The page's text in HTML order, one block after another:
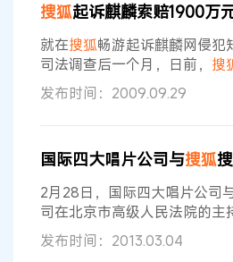
露，截至2008年，通过马德
到我国申请注册的海外商标总
我国企业通过该体系
搜狐起诉麒麟索赔1900万元 网
就在搜狐畅游起诉麒麟网侵犯
司法调查后一个月，日前， 搜
交诉讼标的追加申请，新的诉
停止运营《成吉思汗》游戏外
知识产权第一案 今年7月，因
游《天龙八部》网游相关程序
思汗》，搜狐畅游对麒麟网侵
发布时间：2009.09.29
国际四大唱片公司与搜狐搜
2月28日，国际四大唱片公司
司在北京市高级人民法院的主
至此，一起涉及105首流行歌
5400万元的著作权大案得以圆
发布时间：2013.03.04